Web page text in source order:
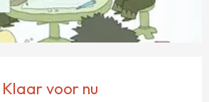
Klaar voor nu